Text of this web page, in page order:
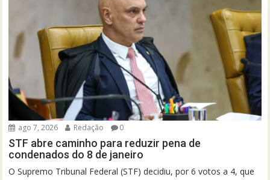
ago 7, 2026 Redação 0
STF abre caminho para reduzir pena de
condenados do 8 de janeiro
O Supremo Tribunal Federal (STF) decidiu, por 6 votos a 4, que